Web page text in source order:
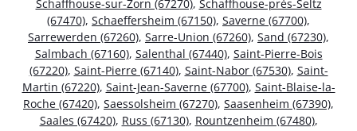
Schaffhouse-sur-Zorn (67270), Schaffhouse-près-Seltz
(67470), Schaeffersheim (67150), Saverne (67700),
Sarrewerden (67260), Sarre-Union (67260), Sand (67230),
Salmbach (67160), Salenthal (67440), Saint-Pierre-Bois
(67220), Saint-Pierre (67140), Saint-Nabor (67530), Saint-
Martin (67220), Saint-Jean-Saverne (67700), Saint-Blaise-la-
Roche (67420), Saessolsheim (67270), Saasenheim (67390),
Saales (67420), Russ (67130), Rountzenheim (67480),